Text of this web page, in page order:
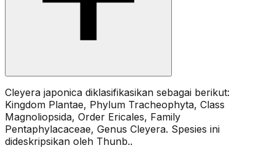
Cleyera japonica diklasifikasikan sebagai berikut:
Kingdom Plantae, Phylum Tracheophyta, Class
Magnoliopsida, Order Ericales, Family
Pentaphylacaceae, Genus Cleyera. Spesies ini
dideskripsikan oleh Thunb..